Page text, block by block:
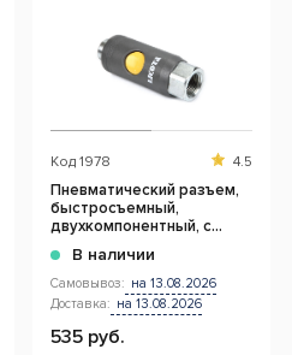
Код 1978 4.5
Пневматический разъем,
быстросъемный,
двухкомпонентный, с
В наличии
Самовывоз: на 13.08.2026
Доставка: на 13.08.2026
535 руб.